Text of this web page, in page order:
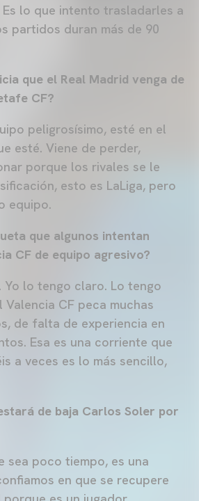
lo que intento trasladarles a
partidos duran más de 90
que el Real Madrid venga de
CF?
peligrosísimo, esté en el
esté. Viene de perder,
porque los rivales se le
esto es LaLiga, pero
equipo.
que algunos intentan
CF de equipo agresivo?
Yo lo tengo claro. Lo tengo
Valencia CF peca muchas
de falta de experiencia en
Esa es una corriente que
a veces es lo más sencillo,
de baja Carlos Soler por
sea poco tiempo, es una
en que se recupere